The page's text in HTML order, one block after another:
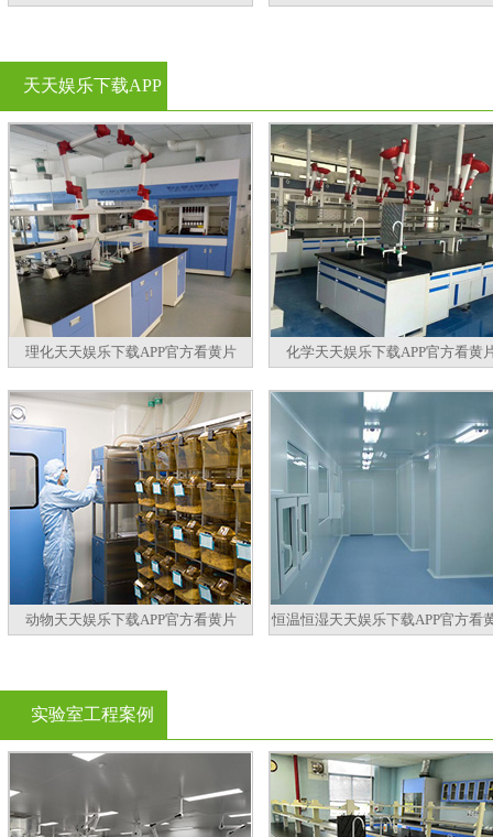
天天娱乐下载APP
官方看黄片
理化天天娱乐下载APP官方看黄片 化学天天娱乐下载APP官方看黄
动物天天娱乐下载APP官方看黄片 恒温恒湿天天娱乐下载APP官方看
实验室工程案例